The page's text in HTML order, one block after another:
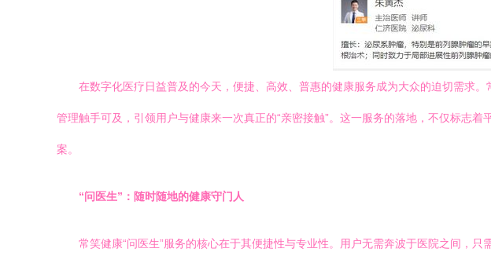
在数字化医疗日益普及的今天，便捷、高效、普惠的健康服务成为大众的迫切需求
管理触手可及，引领用户与健康来一次真正的“亲密接触”。这一服务的落地，不仅标志
案。
“问医生”：随时随地的健康守门人
常笑健康“问医生”服务的核心在于其便捷性与专业性。用户无需奔波于医院之间，